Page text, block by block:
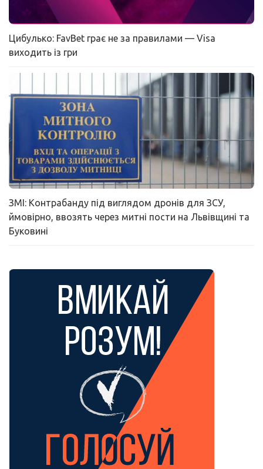
Цибулько: FavBet грає не за правилами — Visa
виходить із гри
ЗМІ: Контрабанду під виглядом дронів для ЗСУ,
ймовірно, ввозять через митні пости на Львівщині та
Буковині